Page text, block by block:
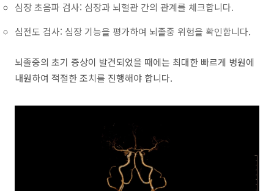
심장 초음파 검사: 심장과 뇌혈관 간의 관계를 체크합니다.
심전도 검사: 심장 기능을 평가하여 뇌졸중 위험을 확인합니다.
뇌졸중의 초기 증상이 발견되었을 때에는 최대한 빠르게 병원에
내원하여 적절한 조치를 진행해야 합니다.